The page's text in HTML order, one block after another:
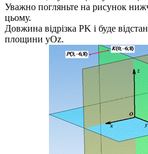
Уважно погляньте на рисунок
цьому.
Довжина відрізка PK і буде
площини yOz.